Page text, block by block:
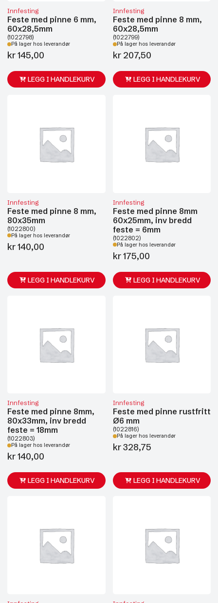
Innfesting
Feste med pinne 6 mm,
60x28,5mm
(1022798)
På lager hos leverandør
kr145,00
LEGG I HANDLEKURV
Innfesting
Feste med pinne 8 mm,
60x28,5mm
(1022799)
På lager hos leverandør
kr207,50
LEGG I HANDLEKURV
Innfesting
Feste med pinne 8 mm,
80x35mm
(1022800)
På lager hos leverandør
kr140,00
LEGG I HANDLEKURV
Innfesting
Feste med pinne 8mm
60x25mm, inv bredd
feste = 6mm
(1022802)
På lager hos leverandør
kr175,00
LEGG I HANDLEKURV
Innfesting
Feste med pinne 8mm,
80x33mm, inv bredd
feste = 18mm
(1022803)
På lager hos leverandør
kr140,00
LEGG I HANDLEKURV
Innfesting
Feste med pinne rustfritt
Ø6 mm
(1022816)
På lager hos leverandør
kr328,75
LEGG I HANDLEKURV